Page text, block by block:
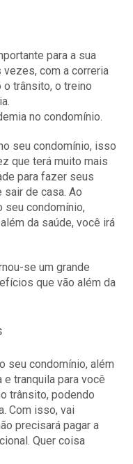
para a sua
com a correria
o trânsito, o treino
no condomínio.
seu condomínio, isso
que terá muito mais
para fazer seus
de casa. Ao
seu condomínio,
da saúde, você irá
se um grande
que vão além da
seu condomínio, além
tranquila para você
trânsito, podendo
Com isso, vai
precisará pagar a
Quer coisa